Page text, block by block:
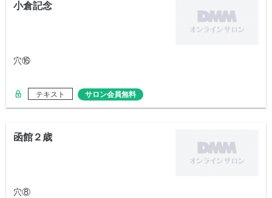
小倉記念
穴⑯
テキスト サロン会員無料
函館２歳
穴⑧